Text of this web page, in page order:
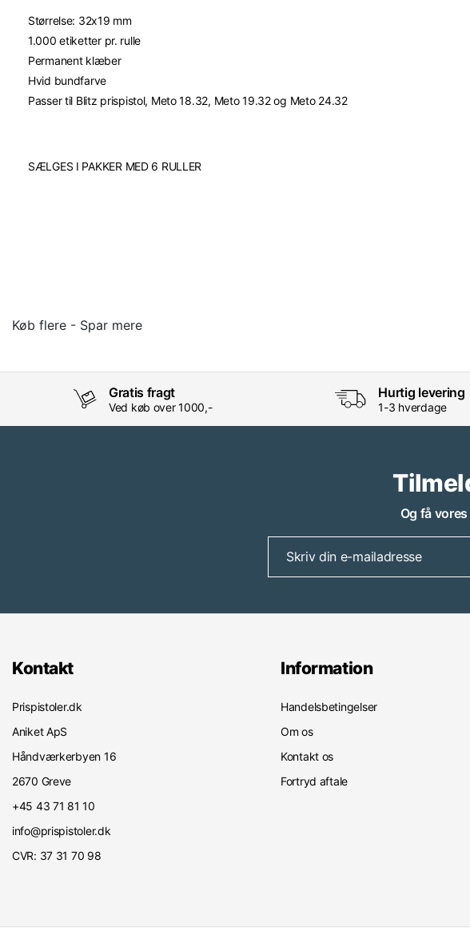
Størrelse: 32x19 mm
1.000 etiketter pr. rulle
Permanent klæber
Hvid bundfarve
Passer til Blitz prispistol, Meto 18.32, Meto 19.32 og Meto 24.32
SÆLGES I PAKKER MED 6 RULLER
Køb flere - Spar mere
Gratis fragt
Ved køb over 1000,-
Hurtig levering
1-3 hverdage
Og få
Kontakt
Prispistoler.dk
Aniket ApS
Håndværkerbyen 16
2670 Greve
+45 43 71 81 10
info@prispistoler.dk
CVR: 37 31 70 98
Information
Handelsbetingelser
Om os
Kontakt os
Fortryd aftale